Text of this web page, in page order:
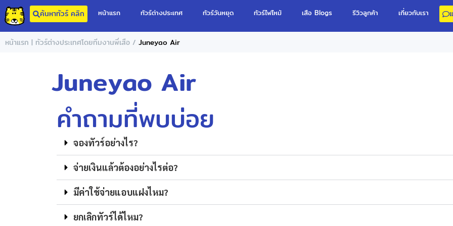
ค้นหาทัวร์ คลิก หน้าแรก ทัวร์ต่างประเทศ ทัวร์วันหยุด ทัวร์ไฟไหม้ เสือ Blogs รีวิวลูกค้า เกี่ยวกับเรา
หน้าแรก | ทัวร์ต่างประเทศโดยทีมงานพี่เสือ / Juneyao Air
Juneyao Air
คำถามที่พบบ่อย
จองทัวร์อย่างไร?
จ่ายเงินแล้วต้องอย่างไรต่อ?
มีค่าใช้จ่ายแอบแฝงไหม?
ยกเลิกทัวร์ได้ไหม?